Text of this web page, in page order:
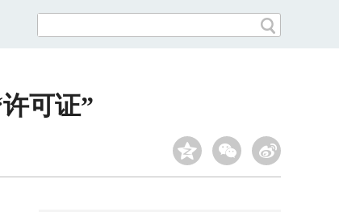
可证”